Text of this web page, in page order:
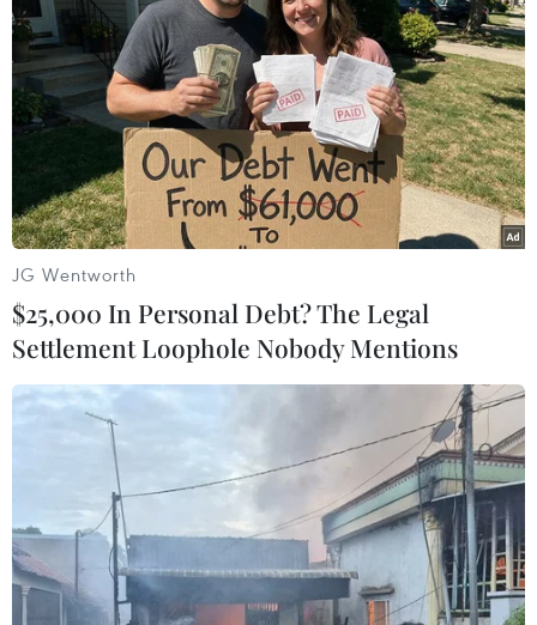
30/08/2016 03:36
Ngày 29/8, Đặc phái viên của Liên hợp quốc điều phối
tiến trình hòa bình Trung Đông Nickolay Mladenov trình
bày trước Hội đồng Bảo an báo cáo thường kỳ về tình
hình tại khu vực.
Israel phê chuẩn xây dựng hơn 460 nhà
JG Wentworth
$25,000 In Personal Debt? The Legal
Settlement Loophole Nobody Mentions